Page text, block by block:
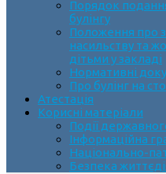
Порядок
булінгу
Положення про
насильству та
дітьми у закладі
Нормативні
Про булінг на
Атестація
Корисні матеріали
Події
Інформаційна
Національно-
Безпека